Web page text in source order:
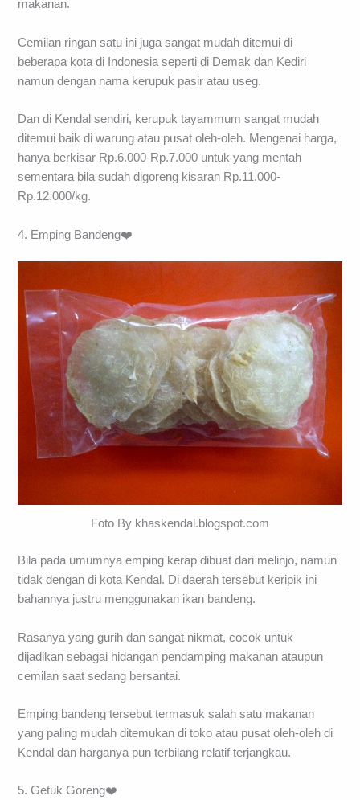
makanan.
Cemilan ringan satu ini juga sangat mudah ditemui di
beberapa kota di Indonesia seperti di Demak dan Kediri
namun dengan nama kerupuk pasir atau useg.
Dan di Kendal sendiri, kerupuk tayammum sangat mudah
ditemui baik di warung atau pusat oleh-oleh. Mengenai harga,
hanya berkisar Rp.6.000-Rp.7.000 untuk yang mentah
sementara bila sudah digoreng kisaran Rp.11.000-
Rp.12.000/kg.
4. Emping Bandeng❤️
Foto By khaskendal.blogspot.com
Bila pada umumnya emping kerap dibuat dari melinjo, namun
tidak dengan di kota Kendal. Di daerah tersebut keripik ini
bahannya justru menggunakan ikan bandeng.
Rasanya yang gurih dan sangat nikmat, cocok untuk
dijadikan sebagai hidangan pendamping makanan ataupun
cemilan saat sedang bersantai.
Emping bandeng tersebut termasuk salah satu makanan
yang paling mudah ditemukan di toko atau pusat oleh-oleh di
Kendal dan harganya pun terbilang relatif terjangkau.
5. Getuk Goreng❤️